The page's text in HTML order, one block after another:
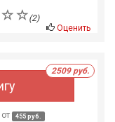
(2)
Оценить
2509 руб.
455 руб.